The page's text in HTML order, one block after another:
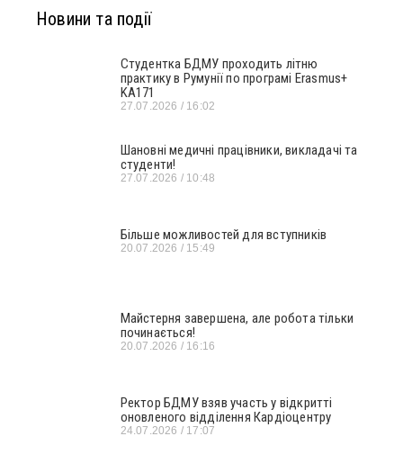
Новини та події
Студентка БДМУ проходить літню
практику в Румунії по програмі Erasmus+
KA171
27.07.2026 16:02
Шановні медичні працівники, викладачі та
студенти!
27.07.2026 10:48
Більше можливостей для вступників
20.07.2026 15:49
Майстерня завершена, але робота тільки
починається!
20.07.2026 16:16
Ректор БДМУ взяв участь у відкритті
оновленого відділення Кардіоцентру
24.07.2026 17:07